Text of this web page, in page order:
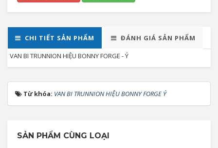
CHI TIẾT SẢN PHẨM ĐÁNH GIÁ SẢN PHẨM
VAN BI TRUNNION HIỆU BONNY FORGE - Ý
Từ khóa: VAN BI TRUNNION HIỆU BONNY FORGE Ý
SẢN PHẨM CÙNG LOẠI